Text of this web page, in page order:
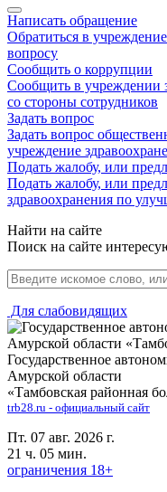
Написать обращение
Обратиться в
вопросу
Сообщить о коррупции
Сообщить в учреждении
со стороны сотрудников
Задать вопрос
Задать вопрос
учреждение
Подать жалобу, или
Подать жалобу, или
здравоохранения по
Найти на сайте
Поиск на сайте
Для слабовидящих
Государственное
Амурской области
«Тамбовская районная
trb28.ru - официальный сайт
Пт. 07 авг. 2026 г.
21 ч. 05 мин.
ограничения 18+